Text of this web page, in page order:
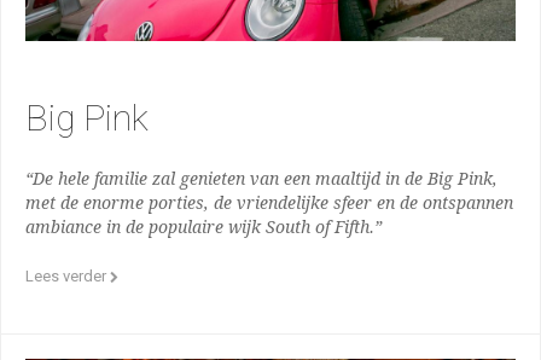
Big Pink
“De hele familie zal genieten van een maaltijd in de Big Pink,
met de enorme porties, de vriendelijke sfeer en de ontspannen
ambiance in de populaire wijk South of Fifth.”
Lees verder